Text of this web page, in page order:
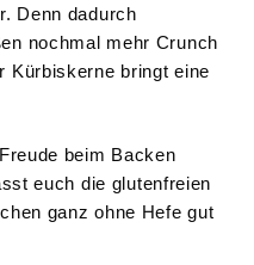
Denn dadurch
nochmal mehr Crunch
Kürbiskerne bringt eine
beim Backen
euch die glutenfreien
ganz ohne Hefe gut